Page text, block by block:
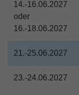
14.-16.06.2027
oder
16.-18.06.2027
21.-25.06.2027
23.-24.06.2027